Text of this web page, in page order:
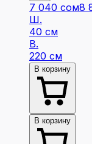
7 040 сом8
Ш.
40 см
В.
220 см
В корзину
В корзину